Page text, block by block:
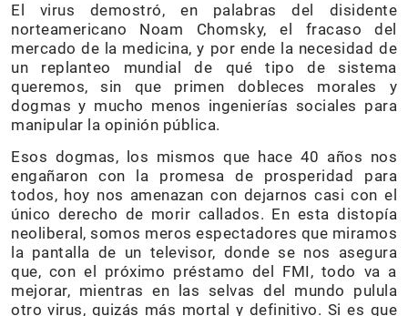
El virus demostró, en palabras del disidente
norteamericano Noam Chomsky, el fracaso del
mercado de la medicina, y por ende la necesidad de
un replanteo mundial de qué tipo de sistema
queremos, sin que primen dobleces morales y
dogmas y mucho menos ingenierías sociales para
manipular la opinión pública.
Esos dogmas, los mismos que hace 40 años nos
engañaron con la promesa de prosperidad para
todos, hoy nos amenazan con dejarnos casi con el
único derecho de morir callados. En esta distopía
neoliberal, somos meros espectadores que miramos
la pantalla de un televisor, donde se nos asegura
que, con el próximo préstamo del FMI, todo va a
mejorar, mientras en las selvas del mundo pulula
otro virus, quizás más mortal y definitivo. Si es que